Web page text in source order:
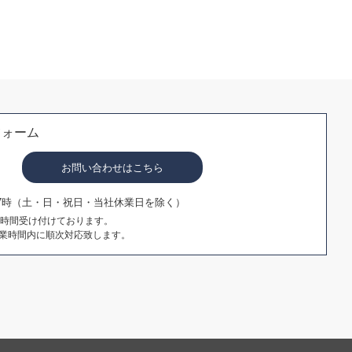
ーム
お問い合わせはこちら
（土・日・祝日・当社休業日を除く）
間受け付けております。
間内に順次対応致します。